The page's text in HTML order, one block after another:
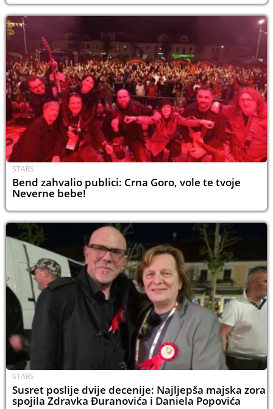
STARS
Bend zahvalio publici: Crna Goro, vole te tvoje
Neverne bebe!
STARS
Susret poslije dvije decenije: Najljepša majska zora
spojila Zdravka Đuranovića i Daniela Popovića